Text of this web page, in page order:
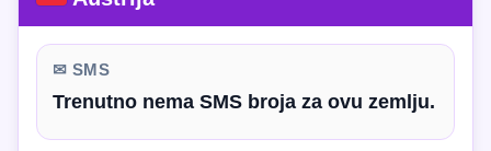
✉ SMS
Trenutno nema SMS broja za ovu zemlju.